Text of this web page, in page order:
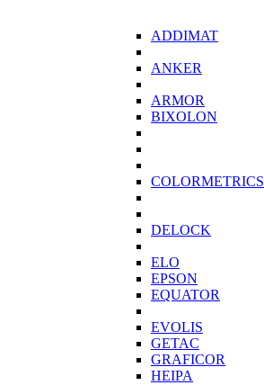
ADDIMAT
ANKER
ARMOR
BIXOLON
COLORMETRICS
DELOCK
ELO
EPSON
EQUATOR
EVOLIS
GETAC
GRAFICOR
HEIPA